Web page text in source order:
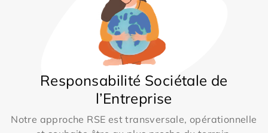
Responsabilité Sociétale de
l’Entreprise
Notre approche RSE est transversale, opérationnelle